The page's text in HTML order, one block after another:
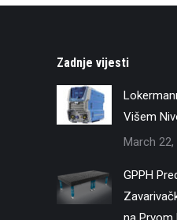
Zadnje vijesti
Višem
March 22,
GPPH